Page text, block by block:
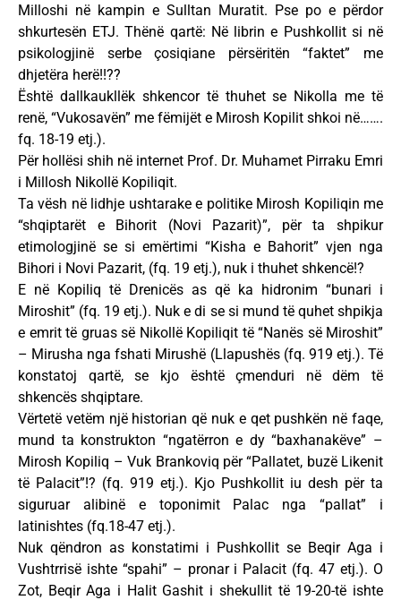
Milloshi në kampin e Sulltan Muratit. Pse po e përdor
shkurtesën ETJ. Thënë qartë: Në librin e Pushkollit si në
psikologjinë serbe çosiqiane përsëritën “faktet” me
dhjetëra herë!!??
Është dallkaukllëk shkencor të thuhet se Nikolla me të
renë, “Vukosavën” me fëmijët e Mirosh Kopilit shkoi në…….
fq. 18-19 etj.).
Për hollësi shih në internet Prof. Dr. Muhamet Pirraku Emri
i Millosh Nikollë Kopiliqit.
Ta vësh në lidhje ushtarake e politike Mirosh Kopiliqin me
“shqiptarët e Bihorit (Novi Pazarit)”, për ta shpikur
etimologjinë se si emërtimi “Kisha e Bahorit” vjen nga
Bihori i Novi Pazarit, (fq. 19 etj.), nuk i thuhet shkencë!?
E në Kopiliq të Drenicës as që ka hidronim “bunari i
Miroshit” (fq. 19 etj.). Nuk e di se si mund të quhet shpikja
e emrit të gruas së Nikollë Kopiliqit të “Nanës së Miroshit”
– Mirusha nga fshati Mirushë (Llapushës (fq. 919 etj.). Të
konstatoj qartë, se kjo është çmenduri në dëm të
shkencës shqiptare.
Vërtetë vetëm një historian që nuk e qet pushkën në faqe,
mund ta konstrukton “ngatërron e dy “baxhanakëve” –
Mirosh Kopiliq – Vuk Brankoviq për “Pallatet, buzë Likenit
të Palacit”!? (fq. 919 etj.). Kjo Pushkollit iu desh për ta
siguruar alibinë e toponimit Palac nga “pallat” i
latinishtes (fq.18-47 etj.).
Nuk qëndron as konstatimi i Pushkollit se Beqir Aga i
Vushtrrisë ishte “spahi” – pronar i Palacit (fq. 47 etj.). O
Zot, Beqir Aga i Halit Gashit i shekullit të 19-20-të ishte